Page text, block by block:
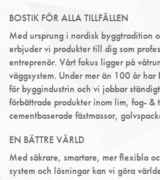
BOSTIK FÖR ALLA TILLFÄLLEN
Med ursprung i nordisk byggtradition
erbjuder vi produkter till dig som
entreprenör. Vårt fokus ligger på
väggsystem. Under mer än 100 år
för byggindustrin och vi jobbar
förbättrade produkter inom lim, fog- &
cementbaserade fästmassor,
EN BÄTTRE VÄRLD
Med säkrare, smartare, mer flexibla
system och lösningar kan vi göra